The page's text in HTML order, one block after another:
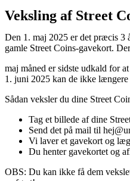
Veksling af Street
Den 1. maj 2025 er det præcis 3
gamle Street Coins-gavekort.
maj måned er sidste udkald for
1. juni 2025 kan de ikke længere
Sådan veksler du dine Street
Tag et billede af dine
Send det på mail til
Vi laver et gavekort og
Du henter gavekortet og
OBS: Du kan ikke få dem